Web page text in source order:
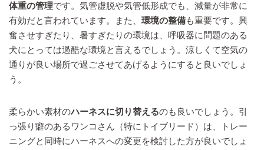
体重の管理です。気管虚脱や気管低形成でも、減量が非常に
有効だと言われています。また、 環境の整備も重要です。興
奮させすぎたり、暑すぎたりの環境は、呼吸器に問題のある
犬にとっては過酷な環境と言えるでしょう。涼しくて空気の
通りが良い場所で過ごさせてあげるようにすると良いでしょ
う。
柔らかい素材のハーネスに切り替えるのも良いでしょう。引
っ張り癖のあるワンコさん（特にトイブリード）は、トレー
ニングと同時にハーネスへの変更を検討した方が良いでしょ